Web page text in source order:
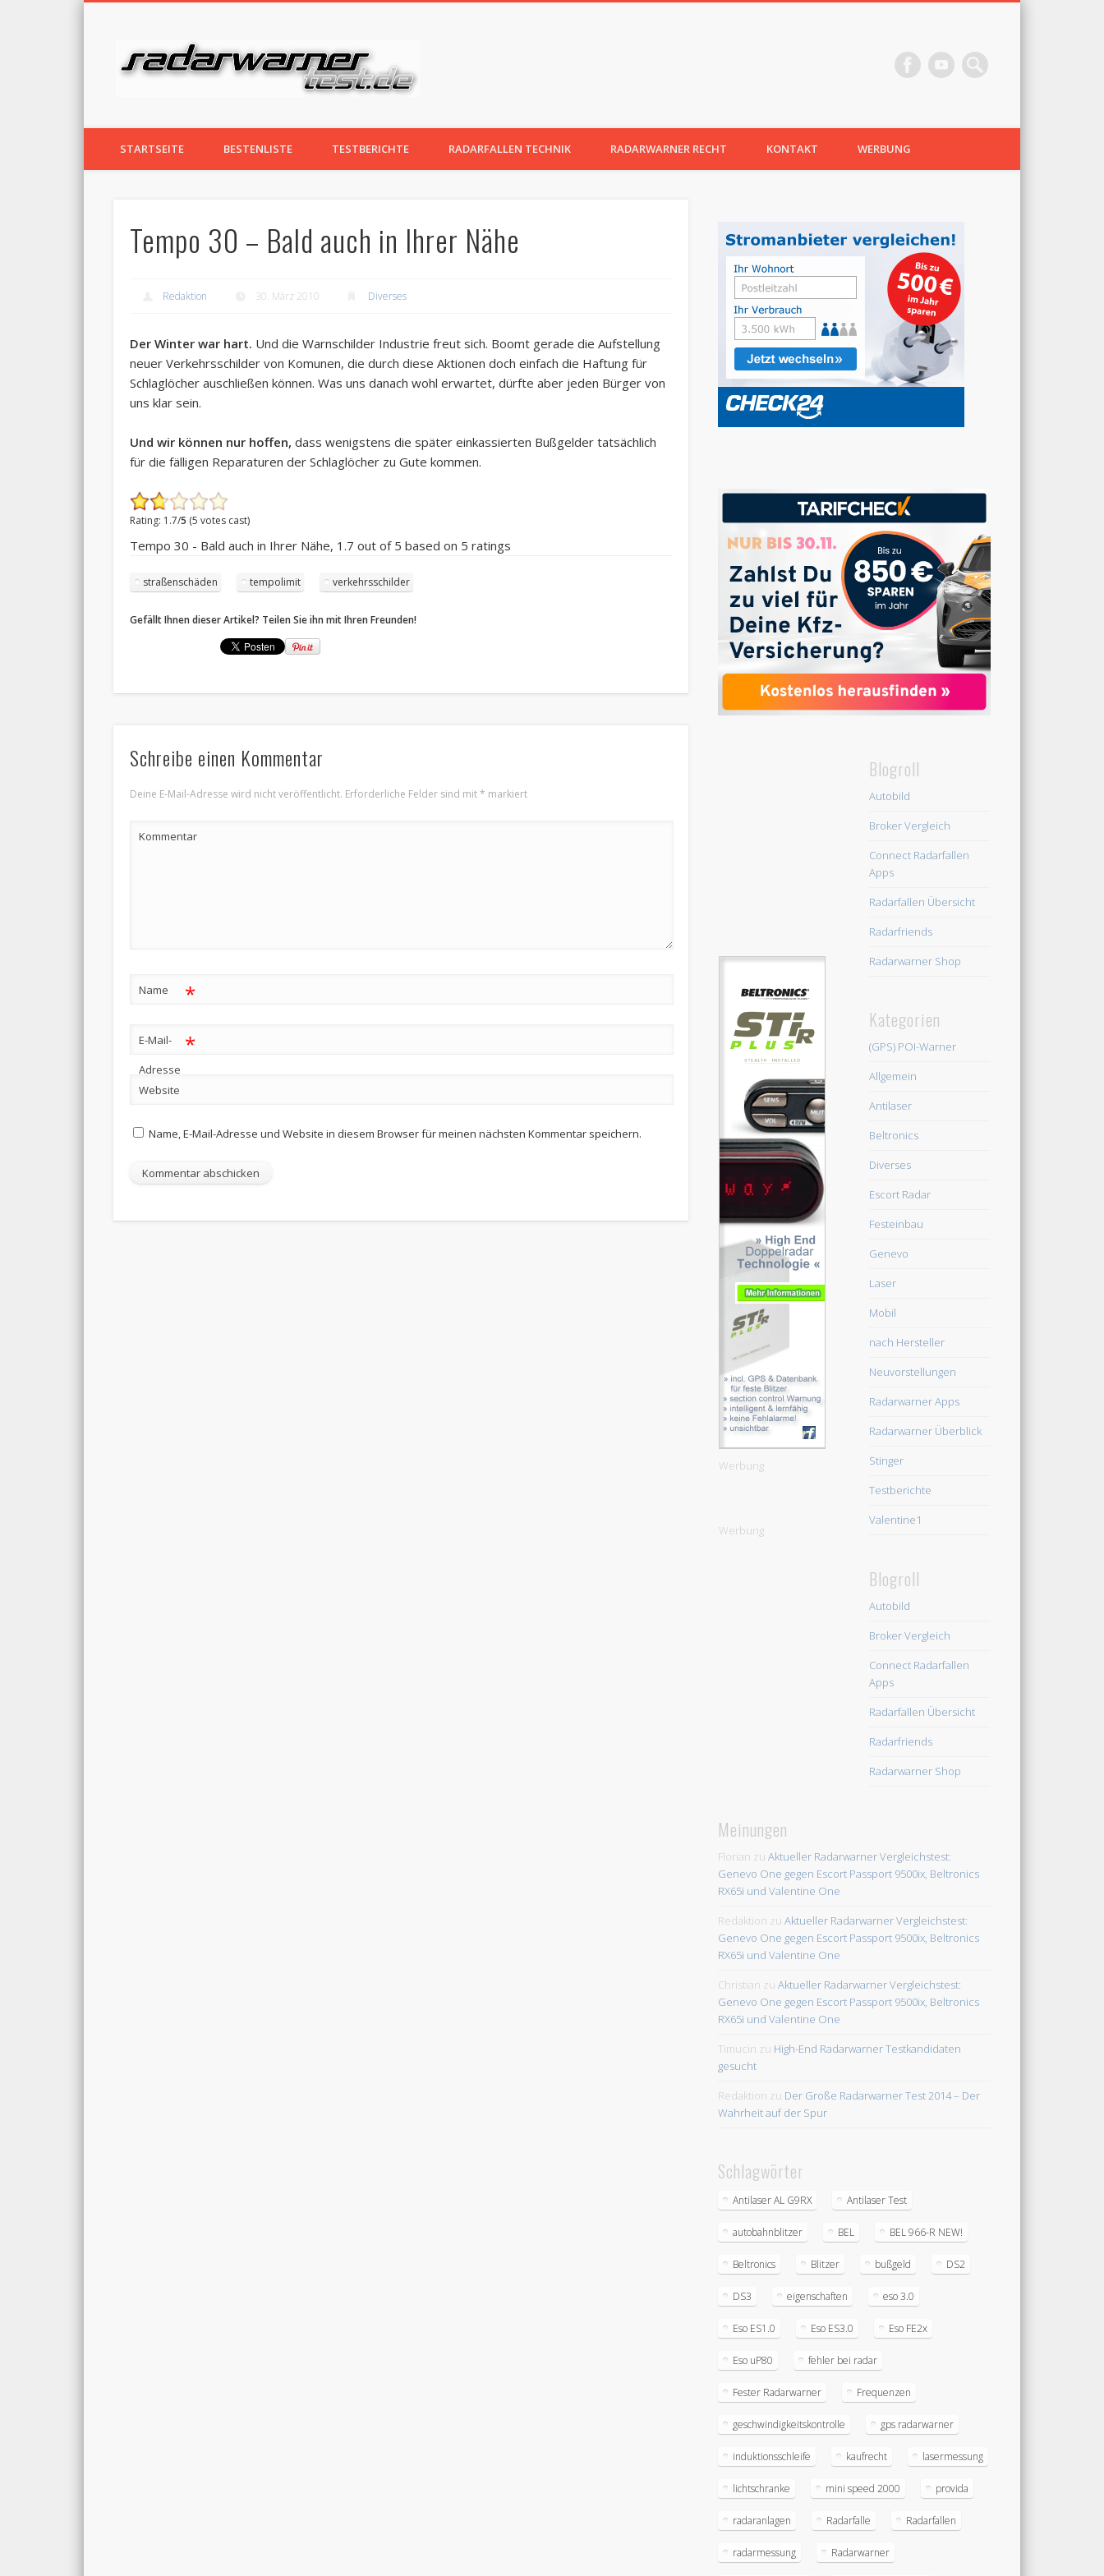
Radarwarner gegen Radarfallen
Vimeo
STARTSEITE BESTENLISTE TESTBERICHTE RADARFALLEN TECHNIK RADARWARNER RECHT KONTAKT WERBUNG
Tempo 30 – Bald auch in Ihrer Nähe
Redaktion 30. März 2010 Diverses
Der Winter war hart. Und die Warnschilder Industrie freut sich. Boomt gerade die Aufstellung
neuer Verkehrsschilder von Komunen, die durch diese Aktionen doch einfach die Haftung für
Schlaglöcher auschließen können. Was uns danach wohl erwartet, dürfte aber jeden Bürger von
uns klar sein.
Und wir können nur hoffen,dass wenigstens die später einkassierten Bußgelder tatsächlich
für die fälligen Reparaturen der Schlaglöcher zu Gute kommen.
Rating: 1.7/5 (5 votes cast)
Tempo 30 - Bald auch in Ihrer Nähe, 1.7 out of 5 based on 5 ratings
straßenschäden tempolimit verkehrsschilder
Gefällt Ihnen dieser Artikel? Teilen Sie ihn mit Ihren Freunden!
Schreibe einen Kommentar
Deine E-Mail-Adresse wird nicht veröffentlicht. Erforderliche Felder sind mit* markiert
Kommentar
Name *
E-Mail-
Adresse
*
Website
Name, E-Mail-Adresse und Website in diesem Browser für meinen nächsten Kommentar speichern.
Werbung
Werbung
Blogroll
Autobild
Broker Vergleich
Connect Radarfallen
Apps
Radarfallen Übersicht
Radarfriends
Radarwarner Shop
Kategorien
(GPS) POI-Warner
Allgemein
Antilaser
Beltronics
Diverses
Escort Radar
Festeinbau
Genevo
Laser
Mobil
nach Hersteller
Neuvorstellungen
Radarwarner Apps
Radarwarner Überblick
Stinger
Testberichte
Valentine1
Blogroll
Autobild
Broker Vergleich
Connect Radarfallen
Apps
Radarfallen Übersicht
Radarfriends
Radarwarner Shop
Meinungen
Florian zuAktueller Radarwarner Vergleichstest:
Genevo One gegen Escort Passport 9500ix, Beltronics
RX65i und Valentine One
Redaktion zuAktueller Radarwarner Vergleichstest:
Genevo One gegen Escort Passport 9500ix, Beltronics
RX65i und Valentine One
Christian zuAktueller Radarwarner Vergleichstest:
Genevo One gegen Escort Passport 9500ix, Beltronics
RX65i und Valentine One
Timucin zu High-End Radarwarner Testkandidaten
gesucht
Redaktion zu Der Große Radarwarner Test 2014 – Der
Wahrheit auf der Spur
Schlagwörter
Antilaser AL G9RX Antilaser Test
autobahnblitzer BEL BEL 966-R NEW!
Beltronics Blitzer bußgeld DS2
DS3 eigenschaften eso 3.0
Eso ES1.0 Eso ES3.0 Eso FE2x
Eso uP80 fehler bei radar
Fester Radarwarner Frequenzen
geschwindigkeitskontrolle gps radarwarner
induktionsschleife kaufrecht lasermessung
lichtschranke mini speed 2000 provida
radaranlagen Radarfalle Radarfallen
radarmessung Radarwarner